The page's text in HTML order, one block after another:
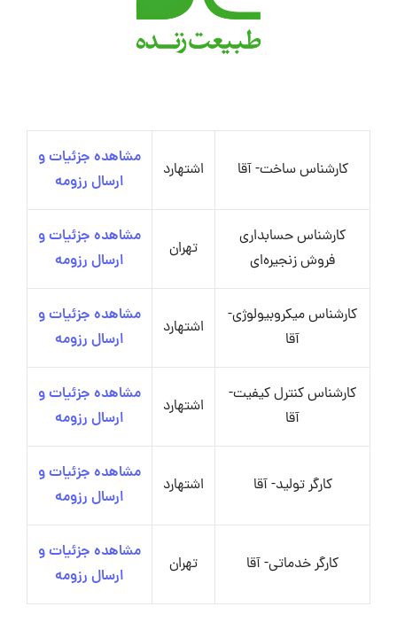
کارشناس ساخت- آقا اشتهارد
مشاهده جزئیات و
ارسال رزومه
کارشناس حسابداری
فروش زنجیره‌ای
تهران
مشاهده جزئیات و
ارسال رزومه
کارشناس میکروبیولوژی-
آقا
اشتهارد
مشاهده جزئیات و
ارسال رزومه
کارشناس کنترل کیفیت-
آقا
اشتهارد
مشاهده جزئیات و
ارسال رزومه
کارگر تولید- آقا اشتهارد
مشاهده جزئیات و
ارسال رزومه
کارگر خدماتی- آقا تهران
مشاهده جزئیات و
ارسال رزومه